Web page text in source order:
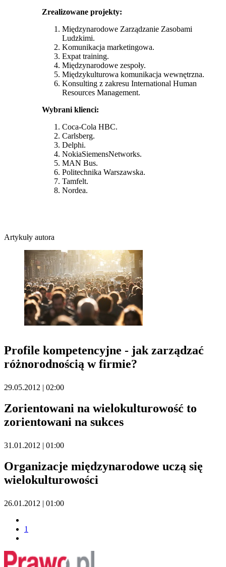
Zrealizowane projekty:
Międzynarodowe Zarządzanie Zasobami
Ludzkimi.
Komunikacja marketingowa.
Expat training.
Międzynarodowe zespoły.
Międzykulturowa komunikacja wewnętrzna.
Konsulting z zakresu International Human
Resources Management.
Wybrani klienci:
Coca-Cola HBC.
Carlsberg.
Delphi.
NokiaSiemensNetworks.
MAN Bus.
Politechnika Warszawska.
Tamfelt.
Nordea.
Artykuły autora
Profile kompetencyjne - jak zarządzać
różnorodnością w firmie?
29.05.2012 | 02:00
Zorientowani na wielokulturowość to
zorientowani na sukces
31.01.2012 | 01:00
Organizacje międzynarodowe uczą się
wielokulturowości
26.01.2012 | 01:00
1